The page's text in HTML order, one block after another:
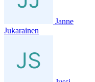
Janne
Jukarainen